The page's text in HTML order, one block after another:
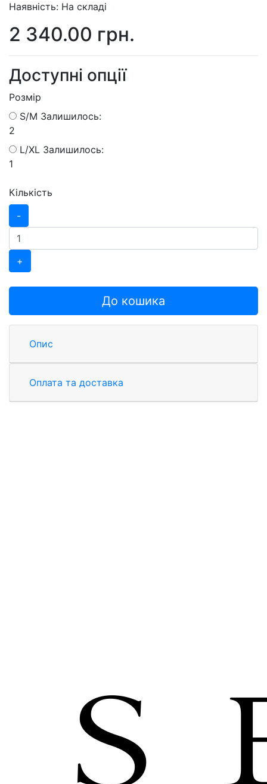
Наявність: На складі
2 340.00 грн.
Доступні опції
Розмір
S/M Залишилось:
2
L/XL Залишилось:
1
Кількість
-
+
До кошика
Опис
Оплата та доставка